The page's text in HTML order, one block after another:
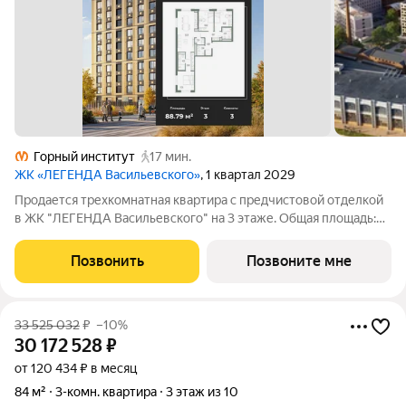
Горный институт
17 мин.
ЖК «ЛЕГЕНДА Васильевского», 1 квартал 2029
Продается трехкомнатная квартира с предчистовой отделкой
в ЖК "ЛЕГЕНДА Васильевского" на 3 этаже. Общая площадь:
столовой: 26.29 кв.м. Квартира без проходных комнат, окна
выходят нa три
Позвонить Позвоните мне
33 525 032₽ –10%
30 172 528₽
от 120 434 ₽ в месяц
84 м²
3-комн. квартира 3 этаж из 10